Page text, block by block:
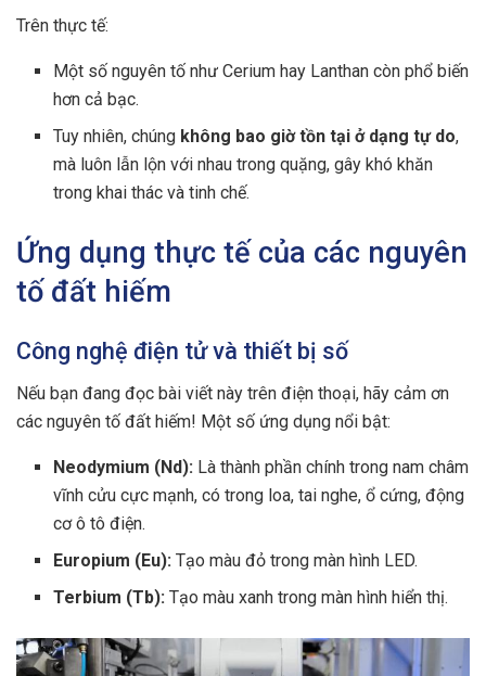
Trên thực tế:
Một số nguyên tố như Cerium hay Lanthan còn phổ biến
hơn cả bạc.
Tuy nhiên, chúng không bao giờ tồn tại ở dạng tự do,
mà luôn lẫn lộn với nhau trong quặng, gây khó khăn
trong khai thác và tinh chế.
Ứng dụng thực tế của các nguyên
tố đất hiếm
Công nghệ điện tử và thiết bị số
Nếu bạn đang đọc bài viết này trên điện thoại, hãy cảm ơn
các nguyên tố đất hiếm! Một số ứng dụng nổi bật:
Neodymium (Nd): Là thành phần chính trong nam châm
vĩnh cửu cực mạnh, có trong loa, tai nghe, ổ cứng, động
cơ ô tô điện.
Europium (Eu): Tạo màu đỏ trong màn hình LED.
Terbium (Tb): Tạo màu xanh trong màn hình hiển thị.